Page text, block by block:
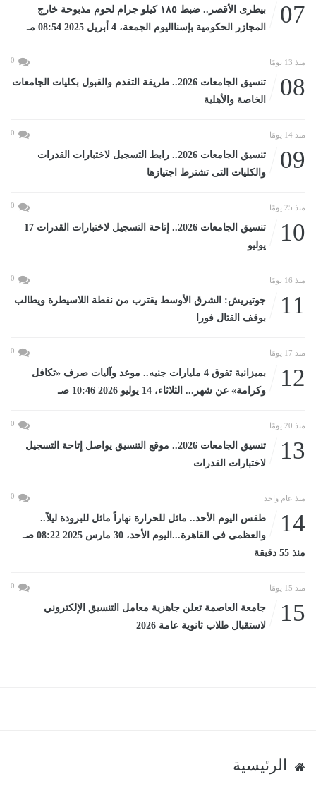
07
بيطرى الأقصر.. ضبط ١٨٥ كيلو جرام لحوم مذبوحة خارج
المجازر الحكومية بإسنااليوم الجمعة، 4 أبريل 2025 08:54 مـ
منذ 13 يومًا 0
08
تنسيق الجامعات 2026.. طريقة التقدم والقبول بكليات الجامعات
الخاصة والأهلية
منذ 14 يومًا 0
09
تنسيق الجامعات 2026.. رابط التسجيل لاختبارات القدرات
والكليات التى تشترط اجتيازها
منذ 25 يومًا 0
10
تنسيق الجامعات 2026.. إتاحة التسجيل لاختبارات القدرات 17
يوليو
منذ 16 يومًا 0
11
جوتيريش: الشرق الأوسط يقترب من نقطة اللاسيطرة ويطالب
بوقف القتال فورا
منذ 17 يومًا 0
12
بميزانية تفوق 4 مليارات جنيه.. موعد وآليات صرف «تكافل
وكرامة» عن شهر... الثلاثاء، 14 يوليو 2026 10:46 صـ
منذ 20 يومًا 0
13
تنسيق الجامعات 2026.. موقع التنسيق يواصل إتاحة التسجيل
لاختبارات القدرات
منذ عام واحد 0
14
طقس اليوم الأحد.. مائل للحرارة نهاراً مائل للبرودة ليلاً..
والعظمى فى القاهرة...اليوم الأحد، 30 مارس 2025 08:22 صـ
منذ 55 دقيقة
منذ 15 يومًا 0
15
جامعة العاصمة تعلن جاهزية معامل التنسيق الإلكتروني
لاستقبال طلاب ثانوية عامة 2026
الرئيسية